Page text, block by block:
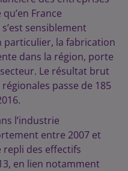
France
sensiblement
particulier, la fabrication
dans la région, porte
Le résultat brut
passe de 185
l’industrie
entre 2007 et
repli des effectifs
en lien notamment